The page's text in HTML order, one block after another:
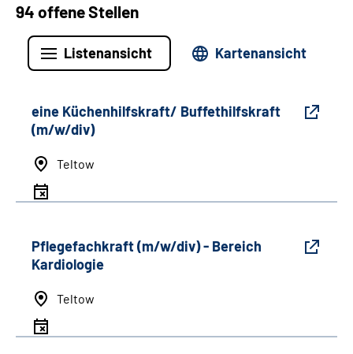
94 offene Stellen
Listenansicht Kartenansicht
eine Küchenhilfskraft/ Buffethilfskraft
(m/w/div)
Teltow
Pflegefachkraft (m/w/div) - Bereich
Kardiologie
Teltow